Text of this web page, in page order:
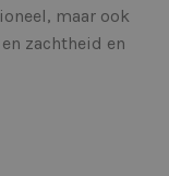
maar ook
zachtheid en